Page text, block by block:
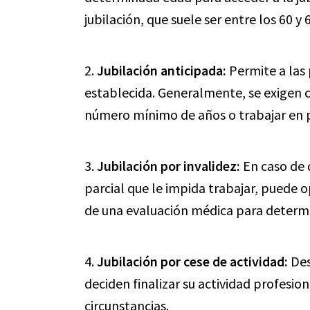
jubilación, que suele ser entre los 60 y
2.Jubilación anticipada: Permite a las
establecida. Generalmente, se
número mínimo de años o trabajar en
3.Jubilación por invalidez: En caso
parcial que le impida trabajar, puede
de una evaluación médica para
4.Jubilación por cese de actividad:
deciden finalizar su actividad
circunstancias.